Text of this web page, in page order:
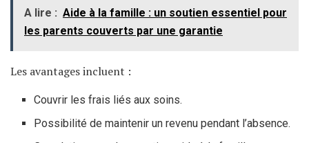
A lire : Aide à la famille : un soutien essentiel pour
les parents couverts par une garantie
Les avantages incluent :
Couvrir les frais liés aux soins.
Possibilité de maintenir un revenu pendant l’absence.